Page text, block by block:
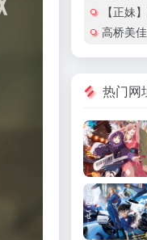
【正妹】樱
高桥美佳
热门网